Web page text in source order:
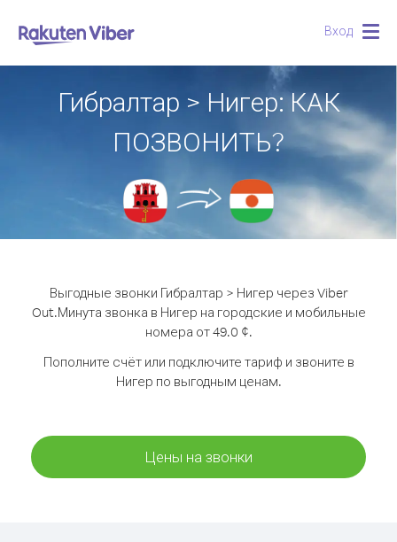
Вход
Гибралтар > Нигер: КАК
ПОЗВОНИТЬ?
Выгодные звонки Гибралтар > Нигер через Viber
Out.Минута звонка в Нигер на городские и мобильные
номера от 49.0 ¢.
Пополните счёт или подключите тариф и звоните в
Нигер по выгодным ценам.
Цены на звонки